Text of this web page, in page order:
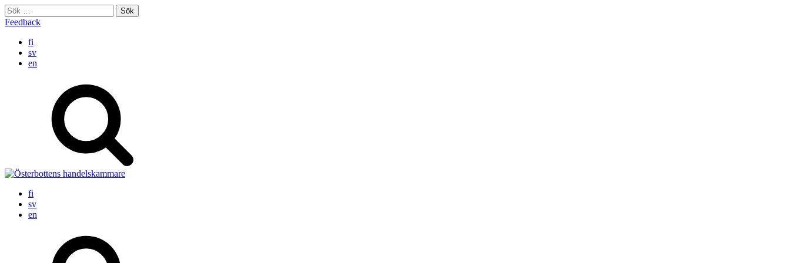
Skip
to
Sök
efter:
Feedback
fi
sv
en
fi
sv
en